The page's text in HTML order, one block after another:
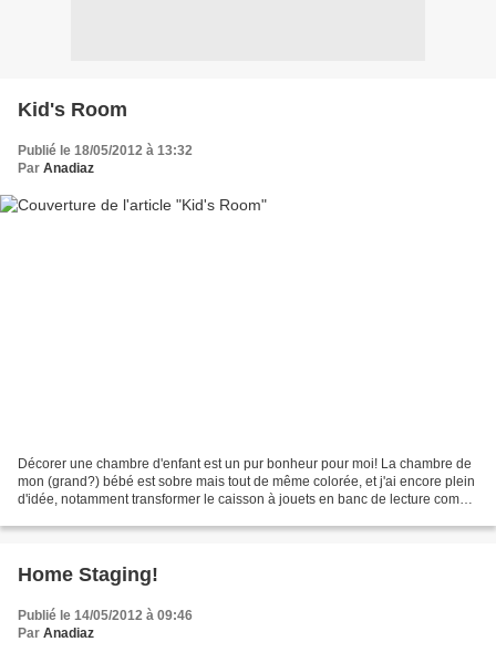
Kid's Room
Publié le 18/05/2012 à 13:32
Par Anadiaz
Décorer une chambre d'enfant est un pur bonheur pour moi! La chambre de
mon (grand?) bébé est sobre mais tout de même colorée, et j'ai encore plein
d'idée, notamment transformer le caisson à jouets en banc de lecture comme
Home Staging!
Publié le 14/05/2012 à 09:46
Par Anadiaz